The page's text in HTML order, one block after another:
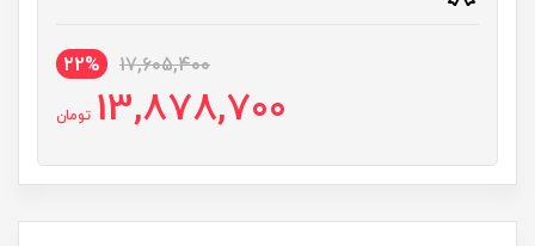
17,605,400
22%
13,878,700 تومان